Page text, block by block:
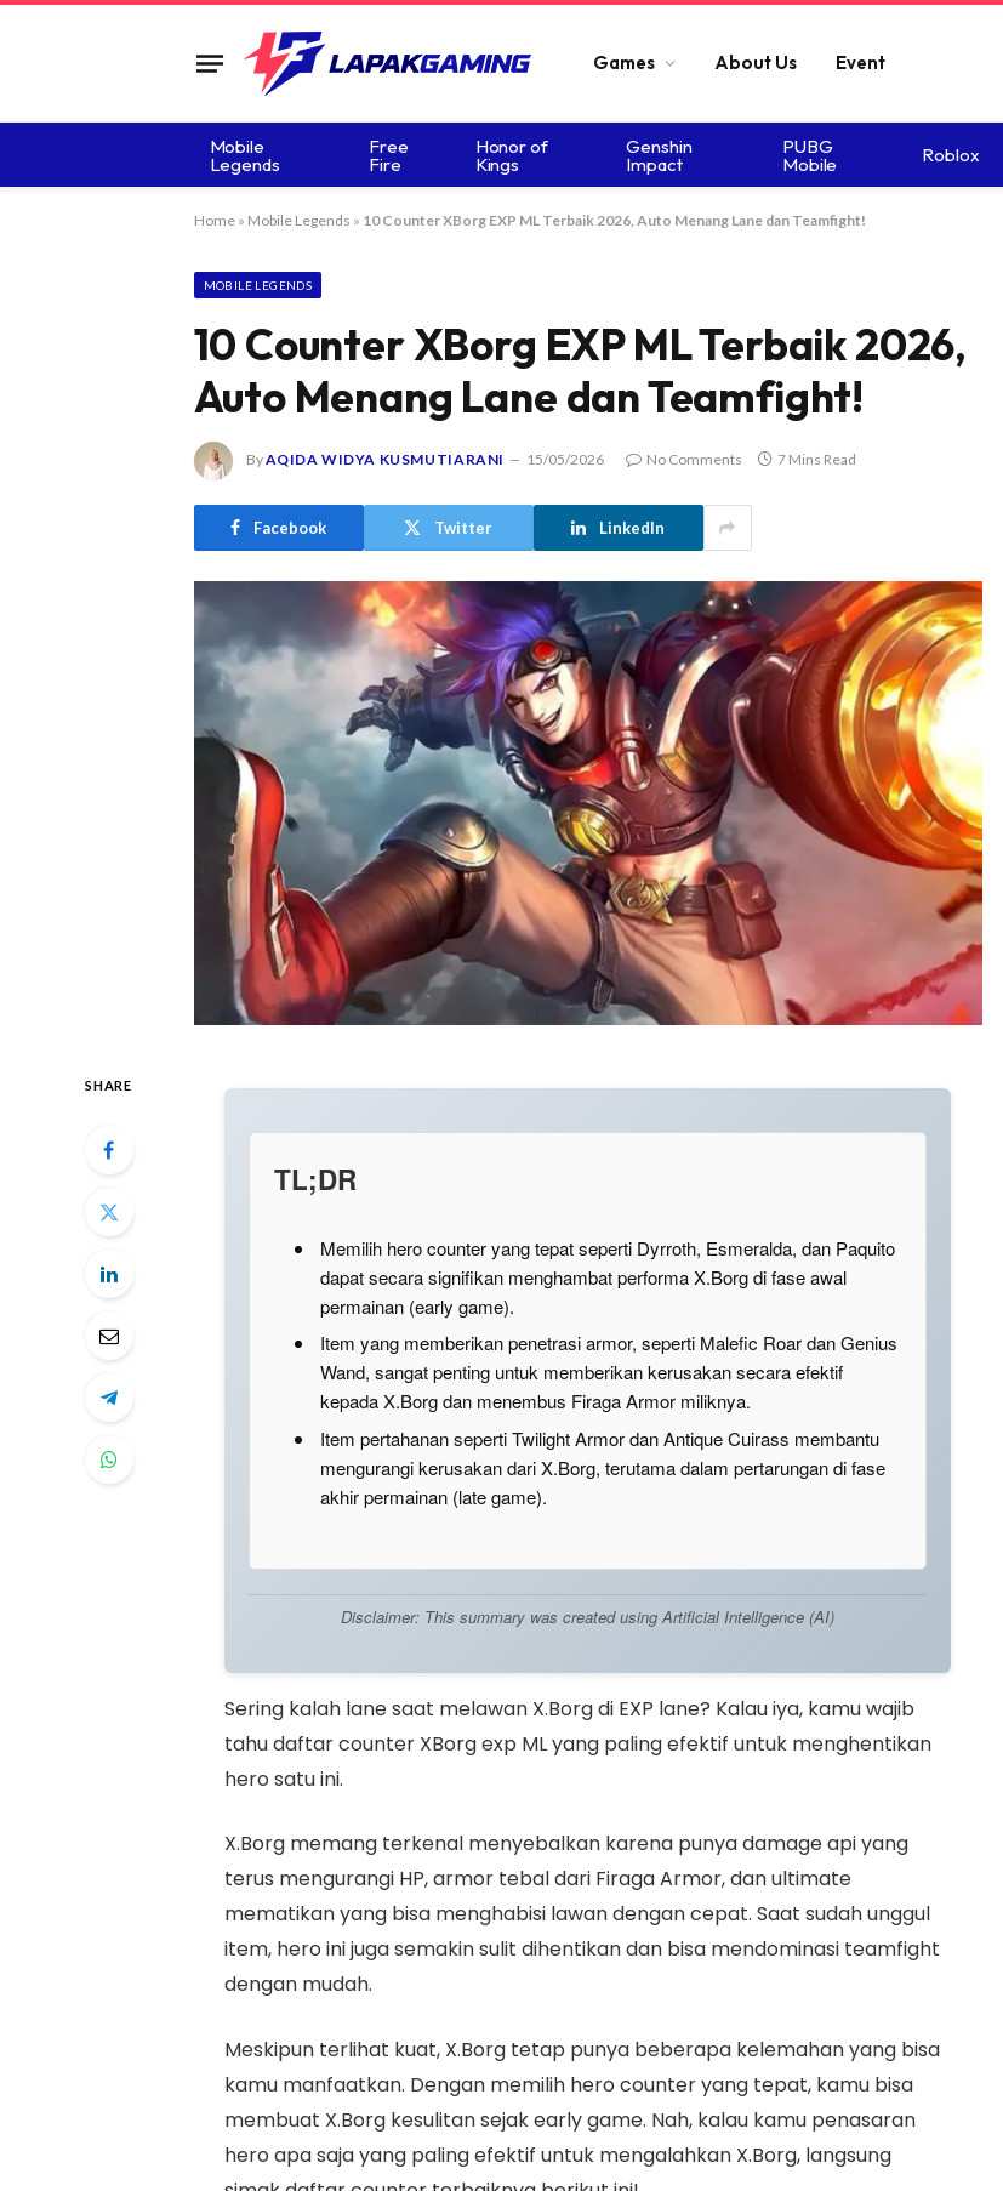
Games About Us Event
Mobile
Legends
Free
Fire
Honor of
Kings
Genshin
Impact
PUBG
Mobile Roblox
Home» Mobile Legends » 10 Counter XBorg EXP ML Terbaik 2026, Auto Menang Lane dan Teamfight!
MOBILE LEGENDS
10 Counter XBorg EXP ML Terbaik 2026,
Auto Menang Lane dan Teamfight!
ByAQIDA WIDYA KUSMUTIARANI 15/05/2026 No Comments 7 Mins Read
Facebook Twitter LinkedIn
SHARE
TL;DR
Memilih hero counter yang tepat seperti Dyrroth, Esmeralda, dan Paquito
dapat secara signifikan menghambat performa X.Borg di fase awal
permainan (early game).
Item yang memberikan penetrasi armor, seperti Malefic Roar dan Genius
Wand, sangat penting untuk memberikan kerusakan secara efektif
kepada X.Borg dan menembus Firaga Armor miliknya.
Item pertahanan seperti Twilight Armor dan Antique Cuirass membantu
mengurangi kerusakan dari X.Borg, terutama dalam pertarungan di fase
akhir permainan (late game).
Disclaimer: This summary was created using Artificial Intelligence (AI)
Sering kalah lane saat melawan X.Borg di EXP lane? Kalau iya, kamu wajib
tahu daftar counter XBorg exp ML yang paling efektif untuk menghentikan
hero satu ini.
X.Borg memang terkenal menyebalkan karena punya damage api yang
terus mengurangi HP, armor tebal dari Firaga Armor, dan ultimate
mematikan yang bisa menghabisi lawan dengan cepat. Saat sudah unggul
item, hero ini juga semakin sulit dihentikan dan bisa mendominasi teamfight
dengan mudah.
Meskipun terlihat kuat, X.Borg tetap punya beberapa kelemahan yang bisa
kamu manfaatkan. Dengan memilih hero counter yang tepat, kamu bisa
membuat X.Borg kesulitan sejak early game. Nah, kalau kamu penasaran
hero apa saja yang paling efektif untuk mengalahkan X.Borg, langsung